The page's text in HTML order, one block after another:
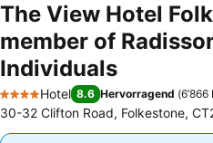
The View Hotel
member of
Individuals
4 Sterne
Hotel 8.6 Hervorragend (
30-32 Clifton Road, Folkestone,